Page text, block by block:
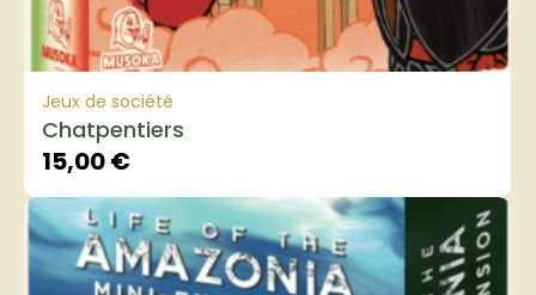
Jeux de société
Chatpentiers
15,00€